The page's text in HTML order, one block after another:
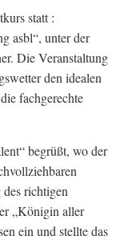
statt :
asbl“, unter der
Die Veranstaltung
den idealen
fachgerechte
begrüßt, wo der
richtigen
„Königin aller
ein und stellte das